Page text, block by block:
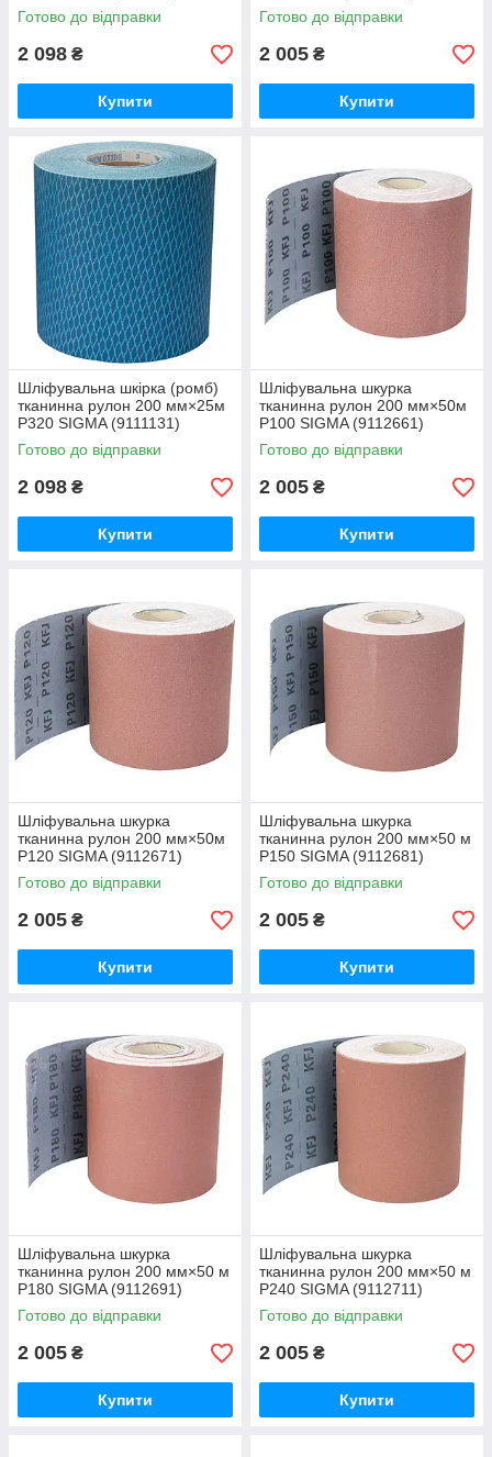
Готово до відправки
2 098 ₴
Купити
Готово до відправки
2 005 ₴
Купити
Шліфувальна шкірка (ромб)
тканинна рулон 200 мм×25м
P320 SIGMA (9111131)
Готово до відправки
2 098 ₴
Купити
Шліфувальна шкурка
тканинна рулон 200 мм×50м
P100 SIGMA (9112661)
Готово до відправки
2 005 ₴
Купити
Шліфувальна шкурка
тканинна рулон 200 мм×50м
P120 SIGMA (9112671)
Готово до відправки
2 005 ₴
Купити
Шліфувальна шкурка
тканинна рулон 200 мм×50 м
P150 SIGMA (9112681)
Готово до відправки
2 005 ₴
Купити
Шліфувальна шкурка
тканинна рулон 200 мм×50 м
P180 SIGMA (9112691)
Готово до відправки
2 005 ₴
Купити
Шліфувальна шкурка
тканинна рулон 200 мм×50 м
P240 SIGMA (9112711)
Готово до відправки
2 005 ₴
Купити